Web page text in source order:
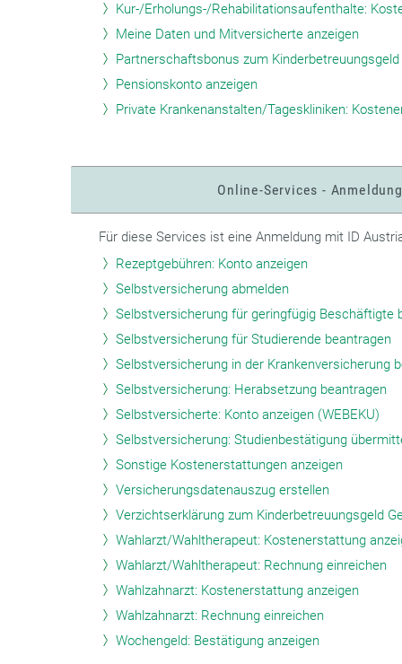
Kur-/Erholungs-/Rehabilitationsaufenthalte:
Meine Daten und Mitversicherte anzeigen
Partnerschaftsbonus zum
Pensionskonto anzeigen
Private Krankenanstalten/Tageskliniken:
Online-Services -
Für diese Services ist eine Anmeldung mit ID
Rezeptgebühren: Konto anzeigen
Selbstversicherung abmelden
Selbstversicherung für geringfügig Beschäftigte
Selbstversicherung für Studierende beantragen
Selbstversicherung in der Krankenversicherung
Selbstversicherung: Herabsetzung beantragen
Selbstversicherte: Konto anzeigen (WEBEKU)
Selbstversicherung: Studienbestätigung
Sonstige Kostenerstattungen anzeigen
Versicherungsdatenauszug erstellen
Verzichtserklärung zum Kinderbetreuungsgeld
Wahlarzt/Wahltherapeut: Kostenerstattung
Wahlarzt/Wahltherapeut: Rechnung einreichen
Wahlzahnarzt: Kostenerstattung anzeigen
Wahlzahnarzt: Rechnung einreichen
Wochengeld: Bestätigung anzeigen